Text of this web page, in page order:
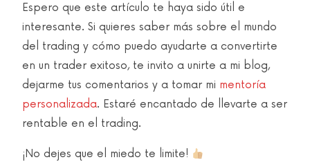
Espero que este artículo te haya sido útil e
interesante. Si quieres saber más sobre el mundo
del trading y cómo puedo ayudarte a convertirte
en un trader exitoso, te invito a unirte a mi blog,
dejarme tus comentarios y a tomar mi mentoría
personalizada. Estaré encantado de llevarte a ser
rentable en el trading.
¡No dejes que el miedo te limite!